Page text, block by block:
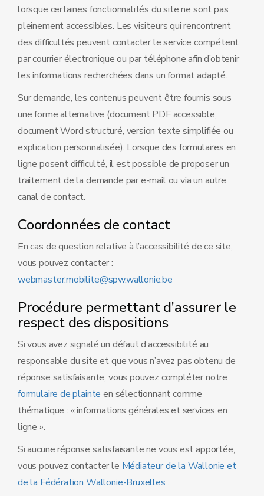
lorsque certaines fonctionnalités du site ne sont pas
pleinement accessibles. Les visiteurs qui rencontrent
des difficultés peuvent contacter le service compétent
par courrier électronique ou par téléphone afin d’obtenir
les informations recherchées dans un format adapté.
Sur demande, les contenus peuvent être fournis sous
une forme alternative (document PDF accessible,
document Word structuré, version texte simplifiée ou
explication personnalisée). Lorsque des formulaires en
ligne posent difficulté, il est possible de proposer un
traitement de la demande par e-mail ou via un autre
canal de contact.
Coordonnées de contact
En cas de question relative à l’accessibilité de ce site,
vous pouvez contacter :
webmaster.mobilite@spw.wallonie.be
Procédure permettant d’assurer le
respect des dispositions
Si vous avez signalé un défaut d’accessibilité au
responsable du site et que vous n’avez pas obtenu de
réponse satisfaisante, vous pouvez compléter notre
formulaire de plainteen sélectionnant comme
thématique : « informations générales et services en
ligne ».
Si aucune réponse satisfaisante ne vous est apportée,
vous pouvez contacter le Médiateur de la Wallonie et
de la Fédération Wallonie-Bruxelles .